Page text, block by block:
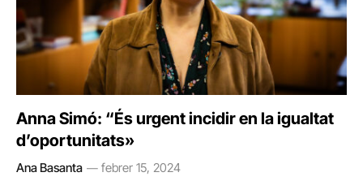
Anna Simó: “És urgent incidir en la igualtat
d’oportunitats»
Ana Basanta febrer 15, 2024